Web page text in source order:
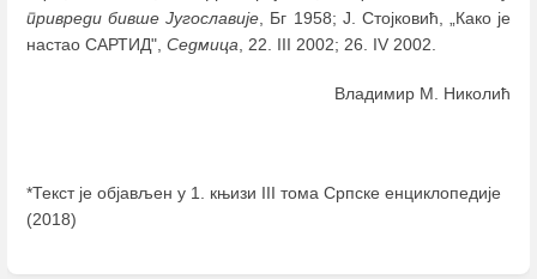
привреди бивше Југославије , Бг 1958; Ј. Стојковић, „Како је
настао САРТИД", Седмица , 22. III 2002; 26. IV 2002.
Владимир М. Николић
*Текст је објављен у 1. књизи III тома Српске енциклопедије
(2018)